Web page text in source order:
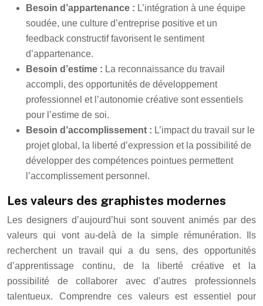
Besoin d’appartenance : L’intégration à une équipe
soudée, une culture d’entreprise positive et un
feedback constructif favorisent le sentiment
d’appartenance.
Besoin d’estime : La reconnaissance du travail
accompli, des opportunités de développement
professionnel et l’autonomie créative sont essentiels
pour l’estime de soi.
Besoin d’accomplissement : L’impact du travail sur le
projet global, la liberté d’expression et la possibilité de
développer des compétences pointues permettent
l’accomplissement personnel.
Les valeurs des graphistes modernes
Les designers d’aujourd’hui sont souvent animés par des
valeurs qui vont au-delà de la simple rémunération. Ils
recherchent un travail qui a du sens, des opportunités
d’apprentissage continu, de la liberté créative et la
possibilité de collaborer avec d’autres professionnels
talentueux. Comprendre ces valeurs est essentiel pour